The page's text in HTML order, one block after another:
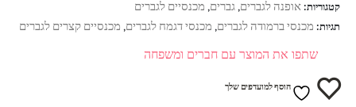
קטגוריות: אופנה לגברים, גברים, מכנסיים לגברים
תגיות: מכנסי ברמודה לגברים, מכנסי דגמח לגברים, מכנסיים קצרים לגברים
שתפו את המוצר עם חברים ומשפחה
הוסף למועדפים שלך